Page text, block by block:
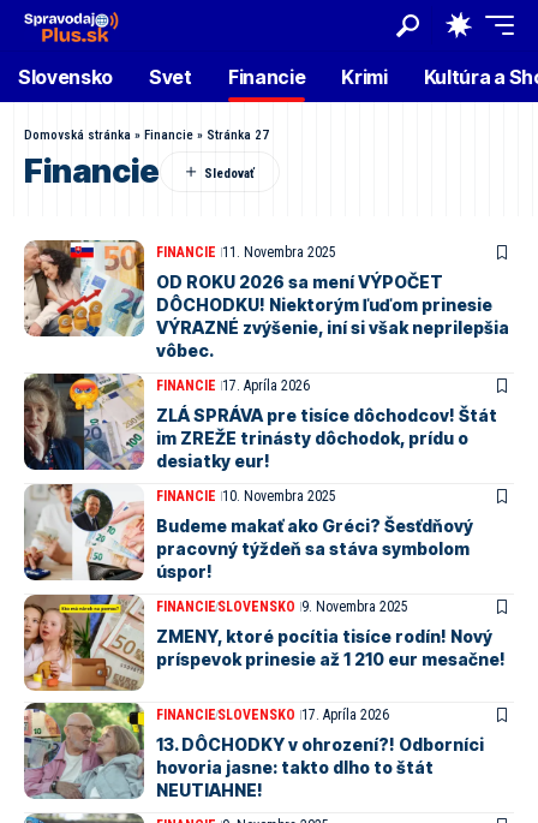
Slovensko Svet Financie Krimi Kultúra a
Domovská stránka » Financie » Stránka 27
Financie
FINANCIE 11. Novembra 2025
OD ROKU 2026 sa mení VÝPOČET
DÔCHODKU! Niektorým ľuďom prinesie
VÝRAZNÉ zvýšenie, iní si však neprilepšia
vôbec.
FINANCIE 17. Apríla 2026
ZLÁ SPRÁVA pre tisíce dôchodcov! Štát
im ZREŽE trinásty dôchodok, prídu o
desiatky eur!
FINANCIE 10. Novembra 2025
Budeme makať ako Gréci? Šesťdňový
pracovný týždeň sa stáva symbolom
úspor!
FINANCIESLOVENSKO 9. Novembra 2025
ZMENY, ktoré pocítia tisíce rodín! Nový
príspevok prinesie až 1 210 eur mesačne!
FINANCIESLOVENSKO 17. Apríla 2026
13. DÔCHODKY v ohrození?! Odborníci
hovoria jasne: takto dlho to štát
NEUTIAHNE!